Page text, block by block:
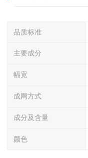
品质标准
主要成分
幅宽
成网方式
成分及含量
颜色